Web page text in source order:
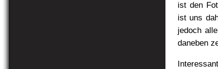
ist den
ist uns
jedoch
daneben